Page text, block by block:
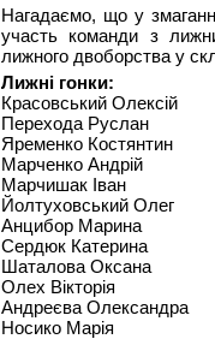
Нагадаємо, що у
участь команди з
лижного двоборства у
Лижні гонки:
Красовський Олексій
Перехода Руслан
Яременко Костянтин
Марченко Андрій
Марчишак Іван
Йолтуховський Олег
Анцибор Марина
Сердюк Катерина
Шаталова Оксана
Олех Вікторія
Андреєва Олександра
Носико Марія